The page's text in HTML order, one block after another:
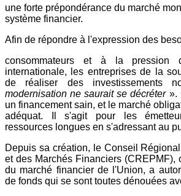
une forte prépondérance du marché
système financier.
Afin de répondre à l'expression des
consommateurs et à la pression
internationale, les entreprises de la
de réaliser des investissements
modernisation ne saurait se décréter».
un financement sain, et le marché
adéquat. Il s'agit pour les
ressources longues en s'adressant au
Depuis sa création, le Conseil
et des Marchés Financiers (CREPMF),
du marché financier de l'Union, a
de fonds qui se sont toutes dénouées